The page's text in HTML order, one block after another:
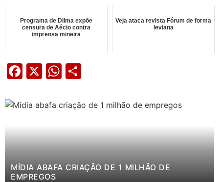
Programa de Dilma expõe
censura de Aécio contra
imprensa mineira
Veja ataca revista Fórum de forma
leviana
Facebook
X WhatsApp
MÍDIA ABAFA CRIAÇÃO DE 1 MILHÃO DE
EMPREGOS